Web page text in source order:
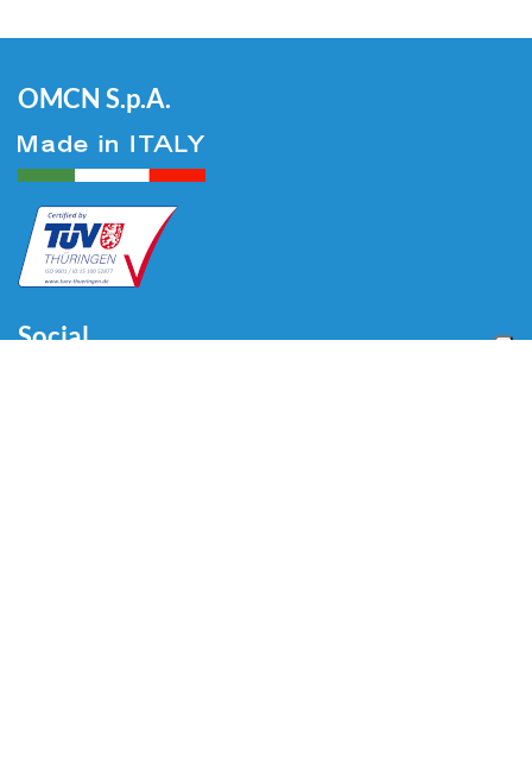
OMCN S.p.A.
Social